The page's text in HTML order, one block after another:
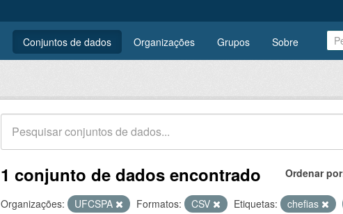
Conjuntos de dados Organizações Grupos Sobre
Ordenar por
1 conjunto de dados encontrado
Organizações: UFCSPA Formatos: CSV Etiquetas: chefias